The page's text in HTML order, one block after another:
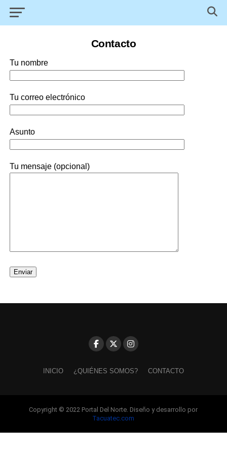
Contacto
Tu nombre
Tu correo electrónico
Asunto
Tu mensaje (opcional)
INICIO ¿QUIÉNES SOMOS? CONTACTO
Copyright © 2022 Portal Del Norte. Diseño y desarrollo por
Tacuatec.com